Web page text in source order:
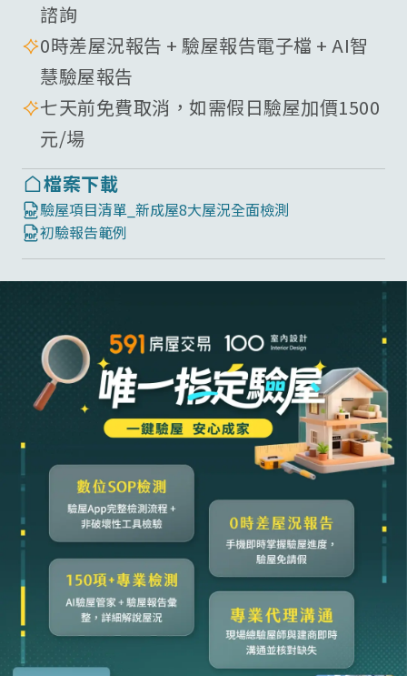
諮詢
0時差屋況報告 + 驗屋報告電子檔 + AI智
慧驗屋報告
七天前免費取消，如需假日驗屋加價1500
元/場
檔案下載
驗屋項目清單_新成屋8大屋況全面檢測
初驗報告範例